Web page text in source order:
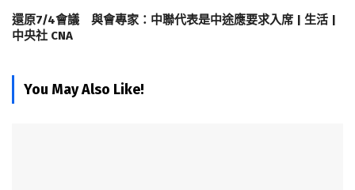
還原7/4會議 與會專家：中聯代表是中途應要求入席 | 生活 |
中央社 CNA
You May Also Like!